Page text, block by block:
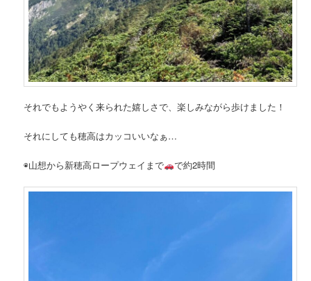
それでもようやく来られた嬉しさで、楽しみながら歩けました！
それにしても穂高はカッコいいなぁ…
◉山想から新穂高ロープウェイまで で約2時間